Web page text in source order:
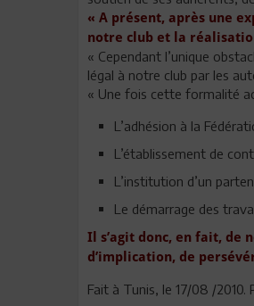
« A présent, après une
notre club et la
« Cependant l’unique
légal à notre club par les
« Une fois cette formalité
L’adhésion à la
L’établissement de
L’institution d’un
Le démarrage des
Il s’agit donc, en fait, de
d’implication, de
Fait à Tunis, le 17/08 /2010.